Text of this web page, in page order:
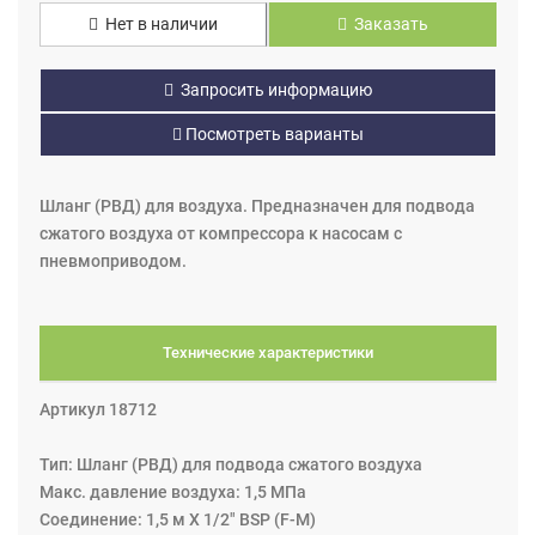
Нет в наличии Заказать
Запросить информацию
Посмотреть варианты
Шланг (РВД) для воздуха. Предназначен для подвода
сжатого воздуха от компрессора к насосам с
пневмоприводом.
Технические характеристики
Артикул 18712
Тип: Шланг (РВД) для подвода сжатого воздуха
Макс. давление воздуха: 1,5 МПа
Соединение: 1,5 м Х 1/2" BSP (F-M)